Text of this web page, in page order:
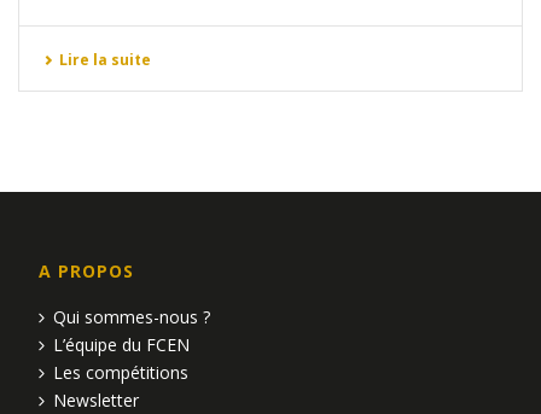
Lire la suite
A PROPOS
Qui sommes-nous ?
L’équipe du FCEN
Les compétitions
Newsletter